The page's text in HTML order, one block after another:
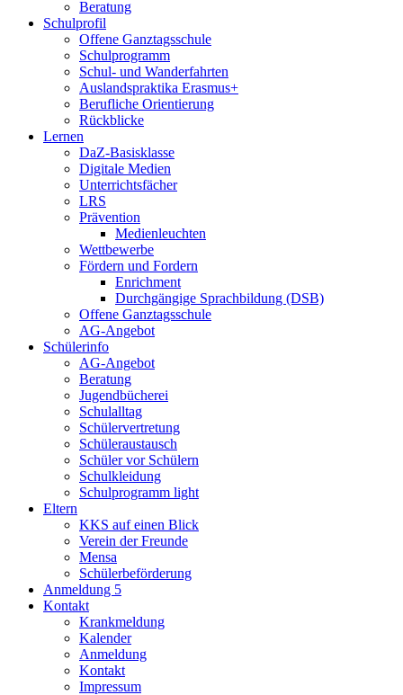
Beratung
Schulprofil
Offene Ganztagsschule
Schulprogramm
Schul- und Wanderfahrten
Auslandspraktika Erasmus+
Berufliche Orientierung
Rückblicke
Lernen
DaZ-Basisklasse
Digitale Medien
Unterrichtsfächer
LRS
Prävention
Medienleuchten
Wettbewerbe
Fördern und Fordern
Enrichment
Durchgängige Sprachbildung (DSB)
Offene Ganztagsschule
AG-Angebot
Schülerinfo
AG-Angebot
Beratung
Jugendbücherei
Schulalltag
Schülervertretung
Schüleraustausch
Schüler vor Schülern
Schulkleidung
Schulprogramm light
Eltern
KKS auf einen Blick
Verein der Freunde
Mensa
Schülerbeförderung
Anmeldung 5
Kontakt
Krankmeldung
Kalender
Anmeldung
Kontakt
Impressum